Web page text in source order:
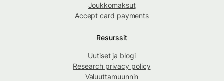
Joukkomaksut
Accept card payments
Resurssit
Uutiset ja blogi
Research privacy policy
Valuuttamuunnin